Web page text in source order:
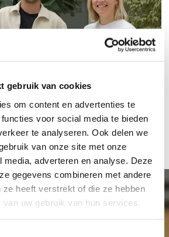
gebruik van cookies
om content en advertenties te
voor social media te bieden
te analyseren. Ook delen we
van onze site met onze
media, adverteren en analyse. Deze
gegevens combineren met andere
ze heeft verstrekt of die ze hebben
uw gebruik van hun services.